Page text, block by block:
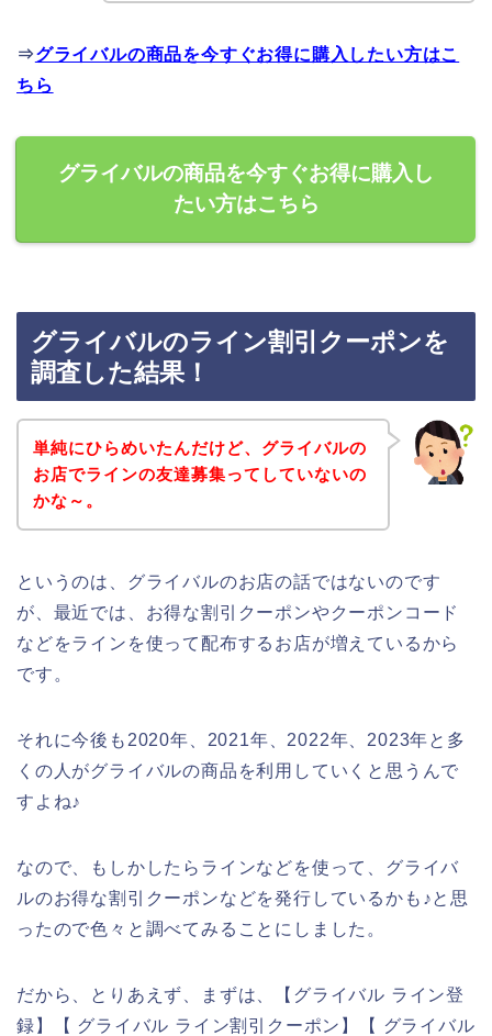
⇒グライバルの商品を今すぐお得に購入したい方はこ
ちら
グライバルの商品を今すぐお得に購入し
たい方はこちら
グライバルのライン割引クーポンを
調査した結果！
単純にひらめいたんだけど、グライバルの
お店でラインの友達募集ってしていないの
かな～。
というのは、グライバルのお店の話ではないのです
が、最近では、お得な割引クーポンやクーポンコード
などをラインを使って配布するお店が増えているから
です。
それに今後も2020年、2021年、2022年、2023年と多
くの人がグライバルの商品を利用していくと思うんで
すよね♪
なので、もしかしたらラインなどを使って、グライバ
ルのお得な割引クーポンなどを発行しているかも♪と思
ったので色々と調べてみることにしました。
だから、とりあえず、まずは、【グライバル ライン登
録】【 グライバル ライン割引クーポン】【 グライバル